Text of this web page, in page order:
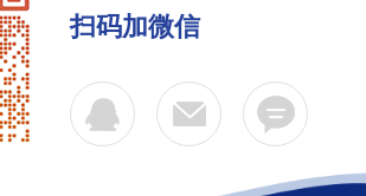
扫码加微信